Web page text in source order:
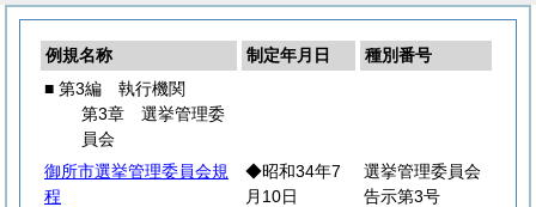
例規名称 制定年月日
種別番号
■ 第3編 執行機関
第3章 選挙管理委
員会
御所市選挙管理委員会規
程
◆昭和34年7
月10日
選挙管理委員会
告示第3号